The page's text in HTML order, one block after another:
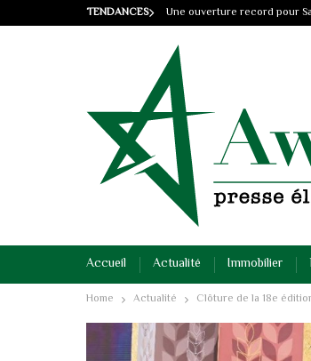
TENDANCES Une ouverture record pour
Accueil Actualité Immobilier
Home Actualité Clôture de la 18e